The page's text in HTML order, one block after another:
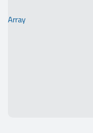
Array